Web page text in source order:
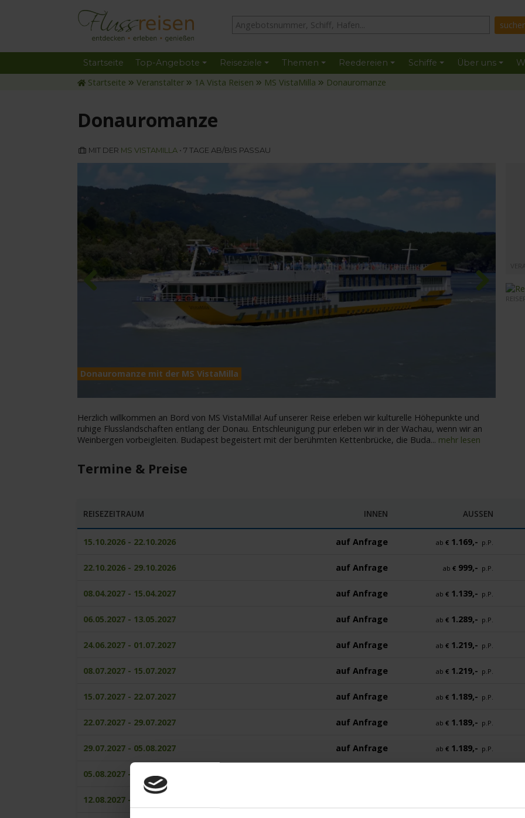
Startseite Top-Angebote Reiseziele Themen Reedereien Schiffe Über uns
Startseite Veranstalter 1A Vista Reisen MS VistaMilla Donauromanze
Donauromanze
MIT DER MS VISTAMILLA • 7 TAGE AB/BIS PASSAU
Donauromanze mit der MS VistaMilla
Next
Herzlich willkommen an Bord von MS VistaMilla! Auf unserer Reise erleben wir kulturelle Höhepunkte und
ruhige Flusslandschaften entlang der Donau. Entschleunigung pur erleben wir in der Wachau, wenn wir an
Weinbergen vorbeigleiten. Budapest begeistert mit der berühmten Kettenbrücke, die Buda... mehr lesen
Termine & Preise
REISEZEITRAUM INNEN AUSSEN
15.10.2026 - 22.10.2026 auf Anfrage ab € 1.169,- p.P.
22.10.2026 - 29.10.2026 auf Anfrage ab € 999,- p.P.
08.04.2027 - 15.04.2027 auf Anfrage ab € 1.139,- p.P.
06.05.2027 - 13.05.2027 auf Anfrage ab € 1.289,- p.P.
24.06.2027 - 01.07.2027 auf Anfrage ab € 1.219,- p.P.
08.07.2027 - 15.07.2027 auf Anfrage ab € 1.219,- p.P.
15.07.2027 - 22.07.2027 auf Anfrage ab € 1.189,- p.P.
22.07.2027 - 29.07.2027 auf Anfrage ab € 1.189,- p.P.
29.07.2027 - 05.08.2027 auf Anfrage ab € 1.189,- p.P.
05.08.2027 - 12.08.2027
12.08.2027 - 19.08.2027